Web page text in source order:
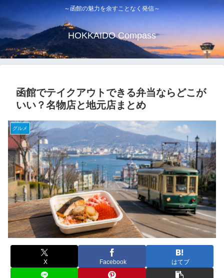
～函館の魅力を余すことなく発信～
HOKKAIDO Compass
函館でテイクアウトできる弁当ならどこが
いい？名物店と地元店まとめ
グルメ
X Facebook はてブ